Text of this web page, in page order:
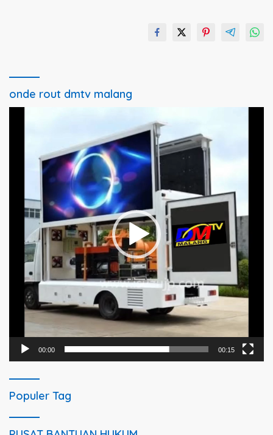
onde rout dmtv malang
00:00 00:15
Populer Tag